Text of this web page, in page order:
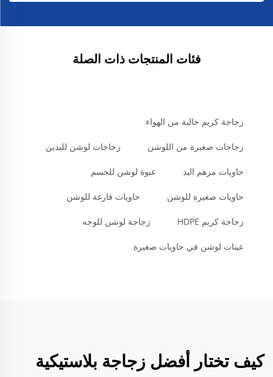
فئات المنتجات ذات الصلة
زجاجة كريم خالية من الهواء
زجاجات صغيرة من اللوشن زجاجات لوشن لليدين
حاويات مرهم اليد عبوة لوشن للجسم
حاويات صغيرة للوشن حاويات فارغة للوشن
زجاجة كريم HDPE زجاجة لوشن للوجه
عينات لوشن في حاويات صغيرة
كيف تختار أفضل زجاجة بلاستيكية